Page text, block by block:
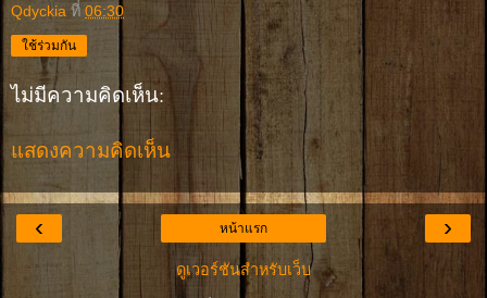
Qdyckia ที่ 06:30
ใช้ร่วมกัน
ไม่มีความคิดเห็น:
แสดงความคิดเห็น
‹ ›
หน้าแรก
ดูเวอร์ชันสำหรับเว็บ